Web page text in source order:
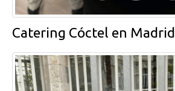
Catering Cóctel en Madrid